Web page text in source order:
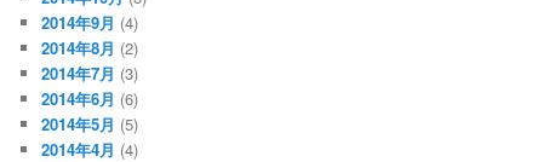
2014年9月 (4)
2014年8月 (2)
2014年7月 (3)
2014年6月 (6)
2014年5月 (5)
2014年4月 (4)